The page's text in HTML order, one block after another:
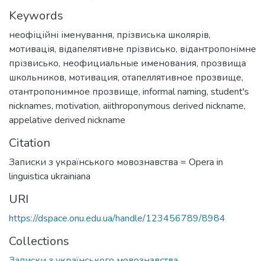
Keywords
неофіційні іменування, прізвиська школярів,
мотивація, відапелятивне прізвисько, відантропонімне
прізвисько, неофициальные именования, прозвища
школьников, мотивация, отапеллятивное прозвище,
отантропонимное прозвище, informal naming, student's
nicknames, motivation, aiithroponymous derived nickname,
appelative derived nickname
Citation
Записки з українського мовознавства = Opera in
linguistica ukrainiana
URI
https://dspace.onu.edu.ua/handle/123456789/8984
Collections